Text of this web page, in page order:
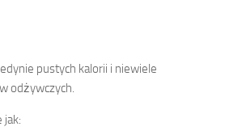
pustych kalorii i niewiele
odżywczych.
jak: